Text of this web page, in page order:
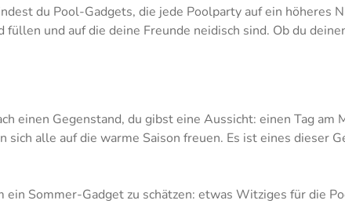
du Pool-Gadgets, die jede Poolparty auf ein höheres
und auf die deine Freunde neidisch sind. Ob du
einen Gegenstand, du gibst eine Aussicht: einen Tag am
alle auf die warme Saison freuen. Es ist eines dieser
Sommer-Gadget zu schätzen: etwas Witziges für die